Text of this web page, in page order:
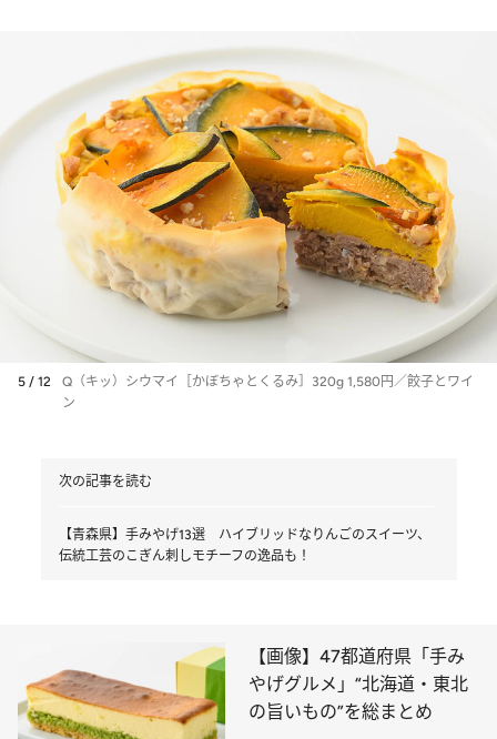
5 / 12
Q（キッ）シウマイ［かぼちゃとくるみ］320g 1,580円／餃子とワイ
ン
次の記事を読む
【青森県】手みやげ13選 ハイブリッドなりんごのスイーツ、
伝統工芸のこぎん刺しモチーフの逸品も！
【画像】47都道府県「手み
やげグルメ」“北海道・東北
の旨いもの”を総まとめ